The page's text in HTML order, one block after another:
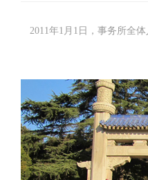
2011年1月1日，事务所全